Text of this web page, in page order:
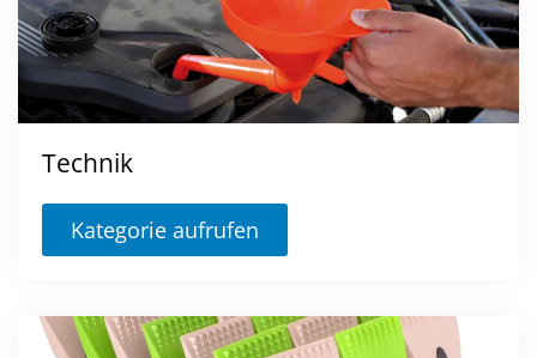
Technik
Kategorie aufrufen